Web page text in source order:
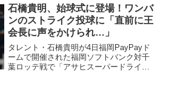
なる1964年東京オリンピックのバンタム
級・桜...
石橋貴明、始球式に登場！ワンバ
ンのストライク投球に「直前に王
会長に声をかけられ…」
タレント・石橋貴明が4日福岡PayPayド
ームで開催された福岡ソフトバンク対千
葉ロッテ戦で「アサヒスーパードライス